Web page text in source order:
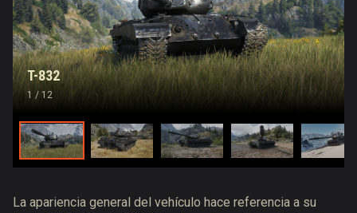
T-832
1 / 12
La apariencia general del vehículo hace referencia a su